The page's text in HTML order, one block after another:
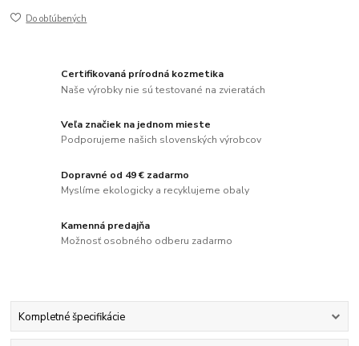
Do obľúbených
Certifikovaná prírodná kozmetika
Naše výrobky nie sú testované na zvieratách
Veľa značiek na jednom mieste
Podporujeme našich slovenských výrobcov
Dopravné od 49 € zadarmo
Myslíme ekologicky a recyklujeme obaly
Kamenná predajňa
Možnosť osobného odberu zadarmo
Kompletné špecifikácie